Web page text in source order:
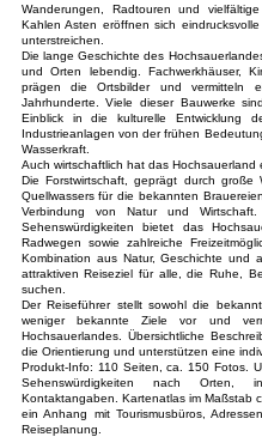
Wanderungen, Radtouren und
Kahlen Asten eröffnen sich
unterstreichen.
Die lange Geschichte des
und Orten lebendig. Fachwerkhäuser,
prägen die Ortsbilder und vermitteln
Jahrhunderte. Viele dieser Bauwerke
Einblick in die kulturelle Entwicklung
Industrieanlagen von der frühen
Wasserkraft.
Auch wirtschaftlich hat das
Die Forstwirtschaft, geprägt durch
Quellwassers für die bekannten
Verbindung von Natur und
Sehenswürdigkeiten bietet das
Radwegen sowie zahlreiche
Kombination aus Natur, Geschichte und
attraktiven Reiseziel für alle, die Ruhe,
suchen.
Der Reiseführer stellt sowohl die
weniger bekannte Ziele vor und
Hochsauerlandes. Übersichtliche
die Orientierung und unterstützen eine
Produkt-Info: 110 Seiten, ca. 150 Fotos.
Sehenswürdigkeiten nach Orten,
Kontaktangaben. Kartenatlas im Maßstab
ein Anhang mit Tourismusbüros,
Reiseplanung.